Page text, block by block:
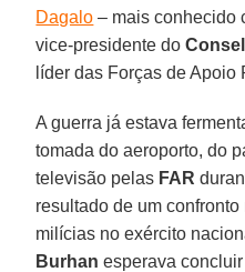
Dagalo – mais conhecido
vice-presidente do
líder das Forças de Apoio
A guerra já estava
tomada do aeroporto, do
televisão pelas FAR
resultado de um
milícias no exército
Burhan esperava